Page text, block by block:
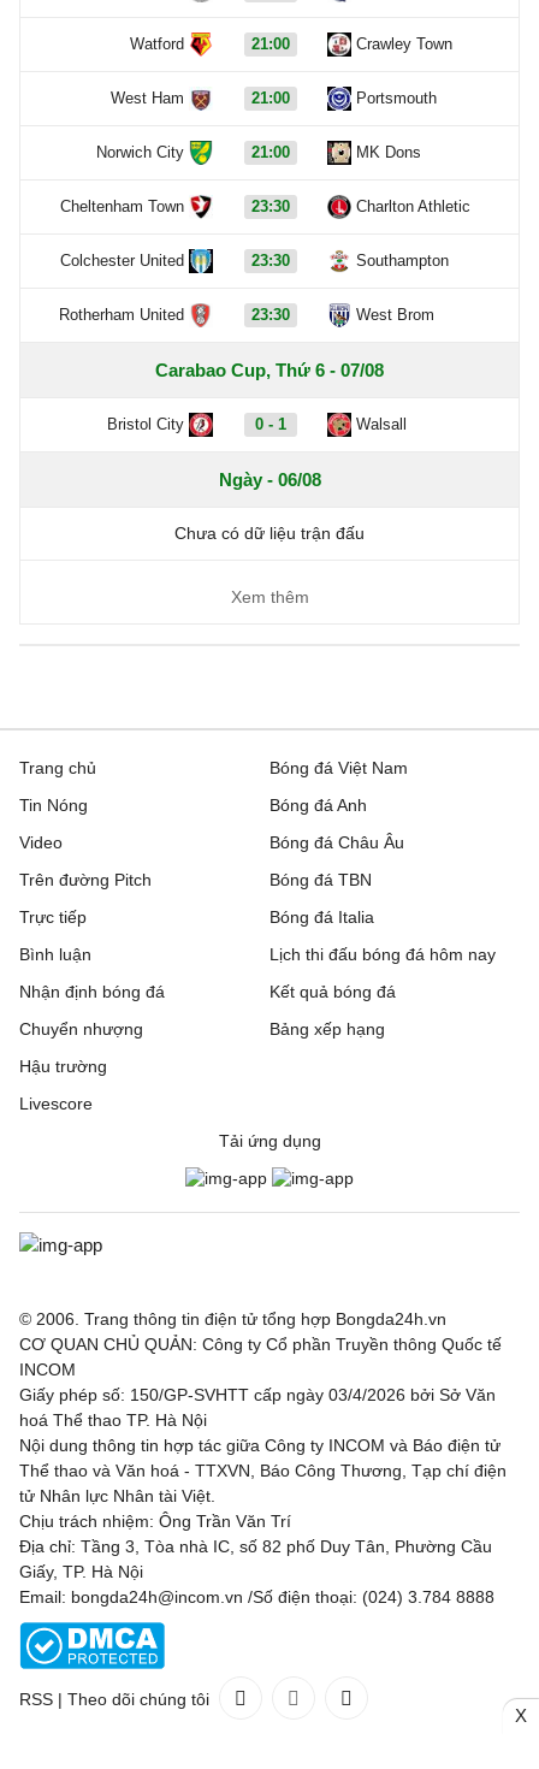
Watford 21:00 Crawley Town
West Ham 21:00 Portsmouth
Norwich City 21:00 MK Dons
Cheltenham Town 23:30 Charlton Athletic
Colchester United 23:30 Southampton
Rotherham United 23:30 West Brom
Carabao Cup, Thứ 6 - 07/08
Bristol City 0 - 1 Walsall
Ngày - 06/08
Chưa có dữ liệu trận đấu
Xem thêm
Trang chủ
Tin Nóng
Video
Trên đường Pitch
Trực tiếp
Bóng đá Việt Nam
Bóng đá Anh
Bóng đá Châu Âu
Bóng đá TBN
Bóng đá Italia
Bình luận
Nhận định bóng đá
Chuyển nhượng
Hậu trường
Livescore
Lịch thi đấu bóng đá hôm nay
Kết quả bóng đá
Bảng xếp hạng
Tải ứng dụng
© 2006. Trang thông tin điện tử tổng hợp Bongda24h.vn
CƠ QUAN CHỦ QUẢN: Công ty Cổ phần Truyền thông Quốc tế
INCOM
Giấy phép số: 150/GP-SVHTT cấp ngày 03/4/2026 bởi Sở Văn
hoá Thể thao TP. Hà Nội
Nội dung thông tin hợp tác giữa Công ty INCOM và Báo điện tử
Thể thao và Văn hoá - TTXVN, Báo Công Thương, Tạp chí điện
tử Nhân lực Nhân tài Việt.
Chịu trách nhiệm: Ông Trần Văn Trí
Địa chỉ: Tầng 3, Tòa nhà IC, số 82 phố Duy Tân, Phường Cầu
Giấy, TP. Hà Nội
Email: bongda24h@incom.vn /Số điện thoại: (024) 3.784 8888
RSS | Theo dõi chúng tôi
X